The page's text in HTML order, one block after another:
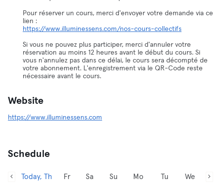
Pour réserver un cours, merci d'envoyer votre demande via ce
https://www.illuminessens.com/nos-cours-collectifs
Si vous ne pouvez plus participer, merci d'annuler votre
réservation au moins 12 heures avant le début du cours. Si
vous n'annulez pas dans ce délai, le cours sera décompté de
votre abonnement. L'enregistrement via le QR-Code reste
nécessaire avant le cours.
Website
https://www.illuminessens.com
Schedule
Today, Th
Fr
Sa
Su
Mo
Tu
We